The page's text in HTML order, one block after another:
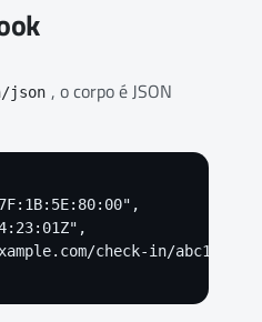
json , o corpo é JSON
check-in/abc123"